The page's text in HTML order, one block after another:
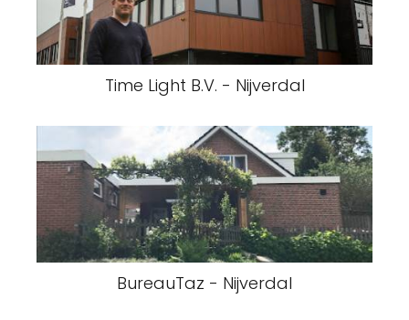
Time Light B.V. - Nijverdal
BureauTaz - Nijverdal